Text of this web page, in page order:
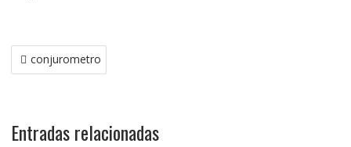
Navegación
de
conjurometro
Entradas relacionadas